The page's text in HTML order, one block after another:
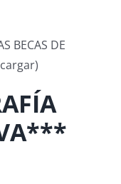
BECAS DE